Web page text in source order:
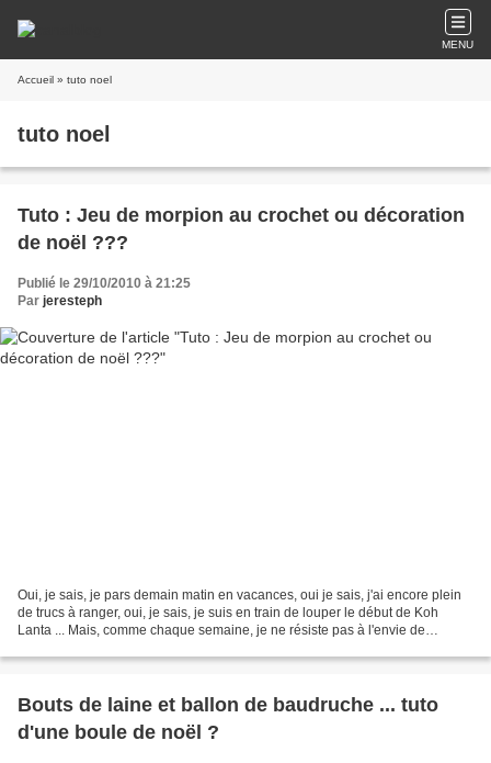
MENU
Accueil » tuto noel
tuto noel
Tuto : Jeu de morpion au crochet ou décoration
de noël ???
Publié le 29/10/2010 à 21:25
Par jeresteph
Oui, je sais, je pars demain matin en vacances, oui je sais, j'ai encore plein
de trucs à ranger, oui, je sais, je suis en train de louper le début de Koh
Lanta ... Mais, comme chaque semaine, je ne résiste pas à l'envie de
Bouts de laine et ballon de baudruche ... tuto
d'une boule de noël ?